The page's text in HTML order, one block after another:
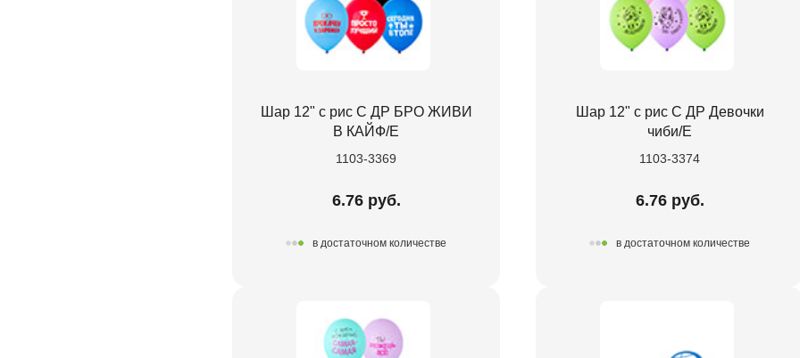
Шар 12" с рис С ДР БРО ЖИВИ
В КАЙФ/E
1103-3369
6.76 руб.
в достаточном количестве
Шар 12" с рис С ДР Девочки
чиби/E
1103-3374
6.76 руб.
в достаточном количестве